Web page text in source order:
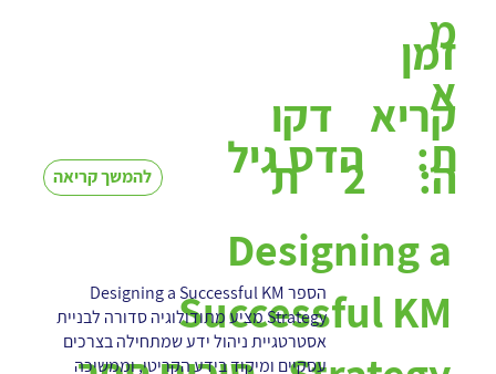
הדס גיל
מ
א
ת:
להמשך קריאה
דקו
ת
זמן
קריא
ה:
2
Designing a
Successful KM
הספר Designing a Successful KM
Strategy מציע מתודולוגיה סדורה לבניית
אסטרטגיית ניהול ידע שמתחילה בצרכים
עסקיים ומיקוד בידע הקריטי, וממשיכה